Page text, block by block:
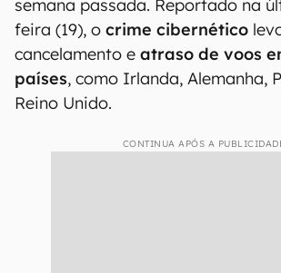
semana passada. Reportado na
feira (19), o crime cibernético
cancelamento e atraso de voos
países, como Irlanda, Alemanha,
Reino Unido.
CONTINUA APÓS A